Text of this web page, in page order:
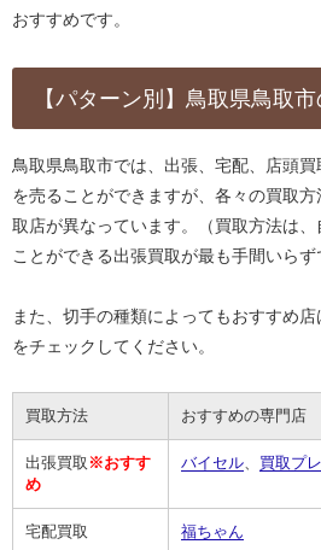
おすすめです。
【パターン別】鳥取県鳥取
鳥取県鳥取市では、出張、宅配、店頭
を売ることができますが、各々の買取
取店が異なっています。（買取方法は
ことができる出張買取が最も手間いらず
また、切手の種類によってもおすすめ
をチェックしてください。
買取方法 おすすめの専門店
出張買取 ※おすす
め
バイセル 買取プ
宅配買取 福ちゃん